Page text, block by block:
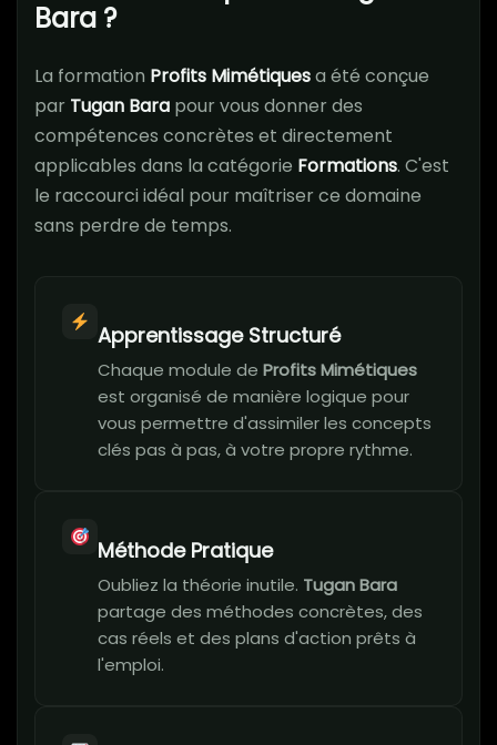
Bara ?
La formation Profits Mimétiquesa été conçue
par Tugan Bara pour vous donner des
compétences concrètes et directement
applicables dans la catégorie Formations. C'est
le raccourci idéal pour maîtriser ce domaine
sans perdre de temps.
Apprentissage Structuré
Chaque module de Profits Mimétiques
est organisé de manière logique pour
vous permettre d'assimiler les concepts
clés pas à pas, à votre propre rythme.
Méthode Pratique
Oubliez la théorie inutile. Tugan Bara
partage des méthodes concrètes, des
cas réels et des plans d'action prêts à
l'emploi.